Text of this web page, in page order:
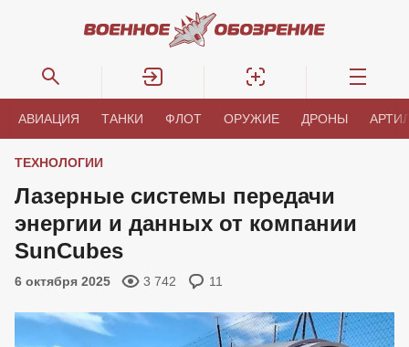
АВИАЦИЯ ТАНКИ ФЛОТ ОРУЖИЕ ДРОНЫ
ТЕХНОЛОГИИ
Лазерные системы передачи
энергии и данных от компании
SunCubes
6 октября 2025 3 742 11